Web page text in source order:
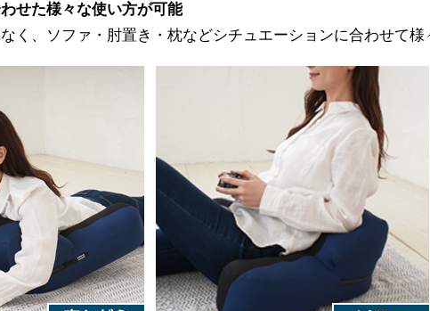
せた様々な使い方が可能
く、ソファ・肘置き・枕などシチュエーションに合わせて様